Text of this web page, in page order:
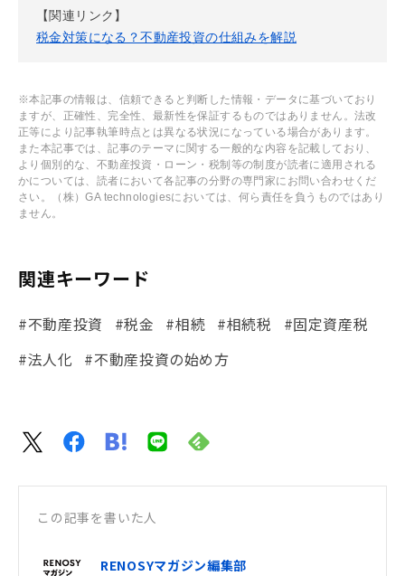
【関連リンク】
税金対策になる？不動産投資の仕組みを解説
※本記事の情報は、信頼できると判断した情報・データに基づいており
ますが、正確性、完全性、最新性を保証するものではありません。法改
正等により記事執筆時点とは異なる状況になっている場合があります。
また本記事では、記事のテーマに関する一般的な内容を記載しており、
より個別的な、不動産投資・ローン・税制等の制度が読者に適用される
かについては、読者において各記事の分野の専門家にお問い合わせくだ
さい。（株）GA technologiesにおいては、何ら責任を負うものではあり
ません。
関連キーワード
#不動産投資 #税金 #相続 #相続税
#固定資産税
#法人化
#不動産投資の始め方
この記事を書いた人
RENOSYマガジン編集部